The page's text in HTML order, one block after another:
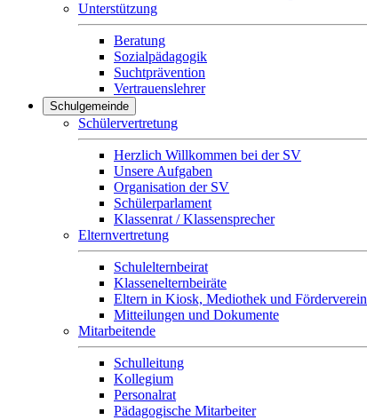
Unterstützung
Beratung
Sozialpädagogik
Suchtprävention
Vertrauenslehrer
Schulgemeinde
Schülervertretung
Herzlich Willkommen bei der SV
Unsere Aufgaben
Organisation der SV
Schülerparlament
Klassenrat / Klassensprecher
Elternvertretung
Schulelternbeirat
Klassenelternbeiräte
Eltern in Kiosk, Mediothek und Förderverein
Mitteilungen und Dokumente
Mitarbeitende
Schulleitung
Kollegium
Personalrat
Pädagogische Mitarbeiter